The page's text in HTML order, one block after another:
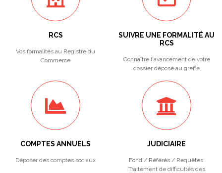
RCS
Vos formalités au Registre du
Commerce
SUIVRE UNE FORMALITÉ AU
RCS
Connaître l'avancement de votre
dossier déposé au greffe
COMPTES ANNUELS
Déposer des comptes sociaux
JUDICIAIRE
Fond / Référés / Requêtes.
Traitement de difficultés des